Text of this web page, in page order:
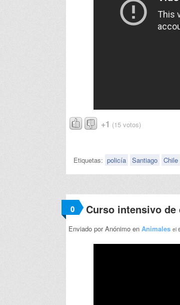
+1 (15 votos)
Etiquetas: policía Santiago Chile
0 Curso intensivo
Enviado por Anónimo en Animales el